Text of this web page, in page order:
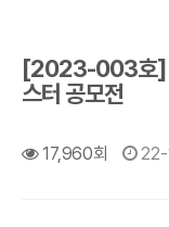
[2023-003호]
스터 공모전
17,960회 22-